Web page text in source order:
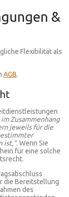
&
Flexibilität als
AGB.
Zusammenhang
jeweils für die
ist,“. Wenn Sie
für eine solche
die Bereitstellung
des